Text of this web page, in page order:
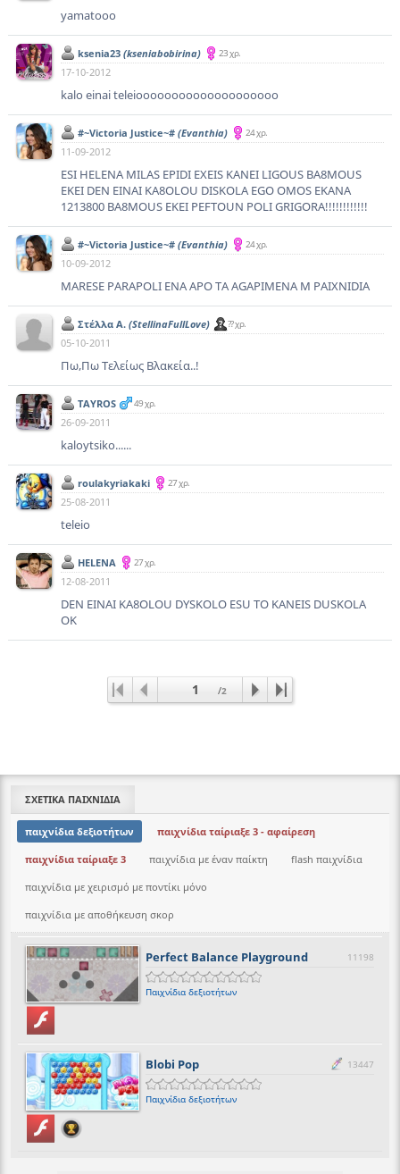
yamatooo
ksenia23 (kseniabobirina) 23 χρ.
17-10-2012
kalo einai teleioooooooooooooooooooo
#~Victoria Justice~# (Evanthia) 24 χρ.
11-09-2012
ESI HELENA MILAS EPIDI EXEIS KANEI LIGOUS BA8MOUS
EKEI DEN EINAI KA8OLOU DISKOLA EGO OMOS EKANA
1213800 BA8MOUS EKEI PEFTOUN POLI GRIGORA!!!!!!!!!!!!
#~Victoria Justice~# (Evanthia) 24 χρ.
10-09-2012
MARESE PARAPOLI ENA APO TA AGAPIMENA M PAIXNIDIA
Στέλλα Α. (StellinaFullLove) ?? χρ.
05-10-2011
Πω,Πω Τελείως Βλακεία..!
TAYROS 49 χρ.
26-09-2011
kaloytsiko......
roulakyriakaki 27 χρ.
25-08-2011
teleio
HELENA 27 χρ.
12-08-2011
DEN EINAI KA8OLOU DYSKOLO ESU TO KANEIS DUSKOLA
OK
1 /2
ΣΧΕΤΙΚΑ ΠΑΙΧΝΙΔΙΑ
παιχνίδια δεξιοτήτων παιχνίδια ταίριαξε 3 - αφαίρεση
παιχνίδια ταίριαξε 3 παιχνίδια με έναν παίκτη flash παιχνίδια
παιχνίδια με χειρισμό με ποντίκι μόνο
παιχνίδια με αποθήκευση σκορ
Perfect Balance Playground 11198
Παιχνίδια δεξιοτήτων
Blobi Pop 13447
Παιχνίδια δεξιοτήτων